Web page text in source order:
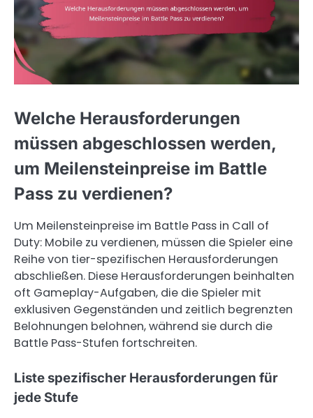
Welche Herausforderungen
müssen abgeschlossen werden,
um Meilensteinpreise im Battle
Pass zu verdienen?
Um Meilensteinpreise im Battle Pass in Call of
Duty: Mobile zu verdienen, müssen die Spieler eine
Reihe von tier-spezifischen Herausforderungen
abschließen. Diese Herausforderungen beinhalten
oft Gameplay-Aufgaben, die die Spieler mit
exklusiven Gegenständen und zeitlich begrenzten
Belohnungen belohnen, während sie durch die
Battle Pass-Stufen fortschreiten.
Liste spezifischer Herausforderungen für
jede Stufe